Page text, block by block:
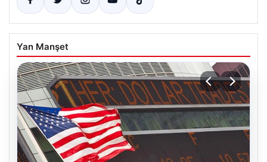
Yan Manşet